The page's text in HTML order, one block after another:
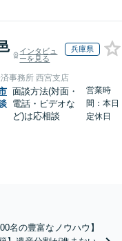
インタビュ
ーを見る
兵庫県
事務所 西宮支店
面談方法(対面・
電話・ビデオな
ど)は応相談
営業時
間：本日
定休日
名の豊富なノウハウ】